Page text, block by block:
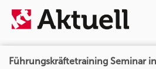
Führungskräftetraining Seminar